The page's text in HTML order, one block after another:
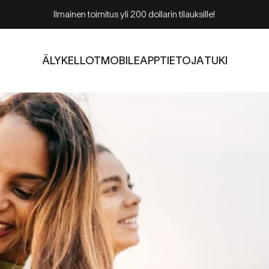
Loop tarjouksessa hintaan 179 dollaria! Klikkaa nähdäksesi!
ÄLYKELLOTMOBILEAPPTIETOJATUKI